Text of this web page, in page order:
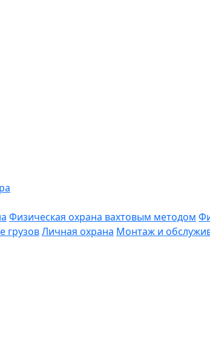
Физическая охрана вахтовым методом
грузовЛичная охрана Монтаж и